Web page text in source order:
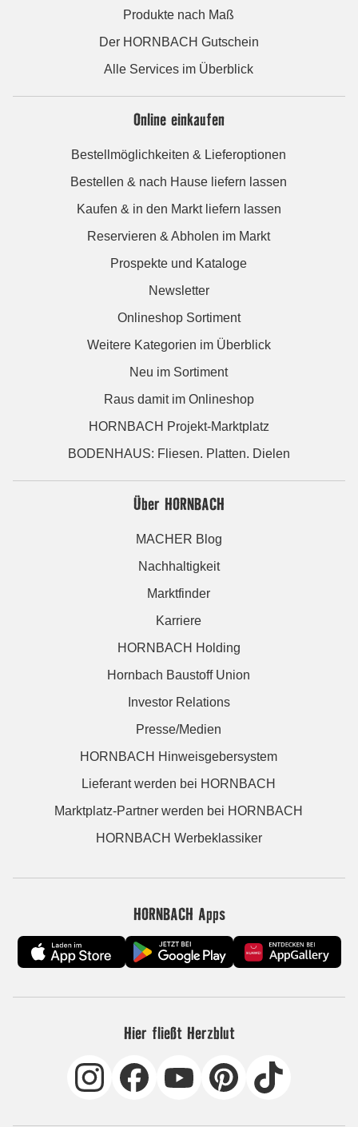
Produkte nach Maß
Der HORNBACH Gutschein
Alle Services im Überblick
Online einkaufen
Bestellmöglichkeiten & Lieferoptionen
Bestellen & nach Hause liefern lassen
Kaufen & in den Markt liefern lassen
Reservieren & Abholen im Markt
Prospekte und Kataloge
Newsletter
Onlineshop Sortiment
Weitere Kategorien im Überblick
Neu im Sortiment
Raus damit im Onlineshop
HORNBACH Projekt-Marktplatz
BODENHAUS: Fliesen. Platten. Dielen
Über HORNBACH
MACHER Blog
Nachhaltigkeit
Marktfinder
Karriere
HORNBACH Holding
Hornbach Baustoff Union
Investor Relations
Presse/Medien
HORNBACH Hinweisgebersystem
Lieferant werden bei HORNBACH
Marktplatz-Partner werden bei HORNBACH
HORNBACH Werbeklassiker
HORNBACH Apps
Hier fließt Herzblut